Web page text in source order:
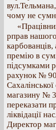
чому не
рправ
премію в
підсумками
рахунок №
магазину №
переказати
ліквідації
Директор